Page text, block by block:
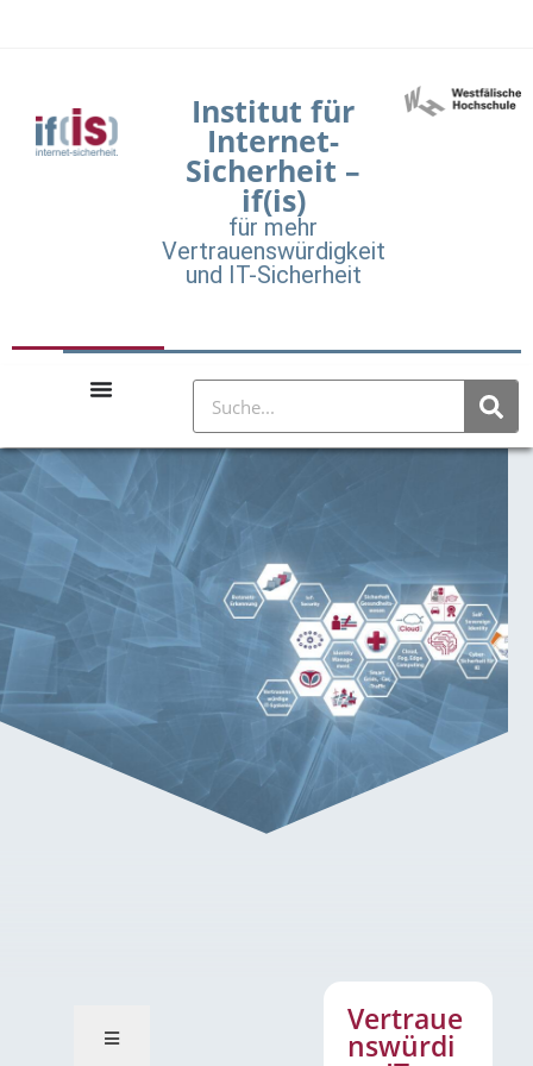
Institut für
Internet-
Sicherheit –
if(is)
für mehr
Vertrauenswürdigkeit
und IT-Sicherheit
Vertraue
nswürdi